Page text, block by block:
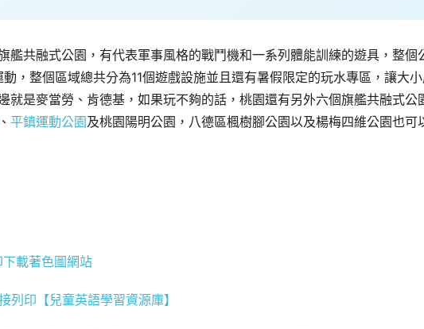
艦共融式公園，有代表軍事風格的戰鬥機和一系列體能訓練的遊具，整個
，整個區域總共分為11個遊戲設施並且還有暑假限定的玩水專區，讓大
就是麥當勞、肯德基，如果玩不夠的話，桃園還有另外六個旗艦共融式公
、 平鎮運動公園及桃園陽明公園，八德區楓樹腳公園以及楊梅四維公園也可
載著色圖網站
列印【兒童英語學習資源庫】